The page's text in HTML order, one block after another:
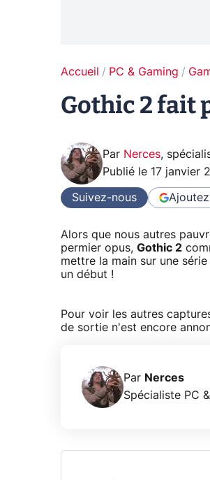
Accueil PC & Gaming
Gothic 2 fait
Par Nerces,
Publié le 17 janvier
Suivez-nous
Alors que nous autres
permier opus, Gothic 2
mettre la main sur une
un début !
Pour voir les autres
de sortie n'est encore
Par Nerces
Spécialiste PC